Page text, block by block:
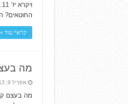
החוטאים?
קרא\י עוד »
מה
אפריל 9, 2013
מה בעצם